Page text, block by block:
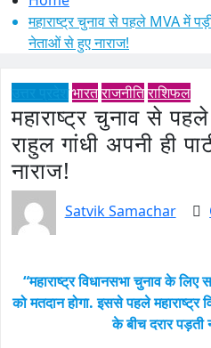
महाराष्ट्र चुनाव से पहले MVA में पड़ी
नेताओं से हुए नाराज!
भारतराजनीतिराशिफल
महाराष्ट्र चुनाव से
राहुल गांधी अपनी ही
नाराज!
Satvik Samachar
“महाराष्ट्र विधानसभा चुनाव के
को मतदान होगा. इससे पहले
के बीच दरार